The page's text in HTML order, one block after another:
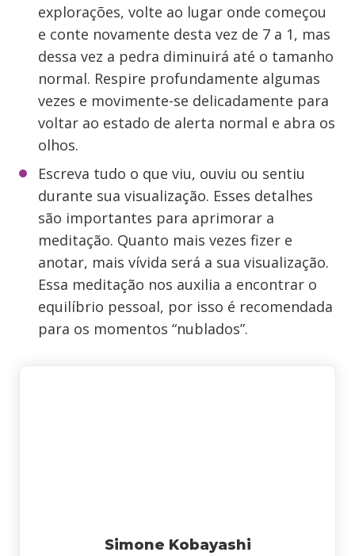
explorações, volte ao lugar onde começou
e conte novamente desta vez de 7 a 1, mas
dessa vez a pedra diminuirá até o tamanho
normal. Respire profundamente algumas
vezes e movimente-se delicadamente para
voltar ao estado de alerta normal e abra os
olhos.
Escreva tudo o que viu, ouviu ou sentiu
durante sua visualização. Esses detalhes
são importantes para aprimorar a
meditação. Quanto mais vezes fizer e
anotar, mais vívida será a sua visualização.
Essa meditação nos auxilia a encontrar o
equilíbrio pessoal, por isso é recomendada
para os momentos “nublados”.
Simone Kobayashi